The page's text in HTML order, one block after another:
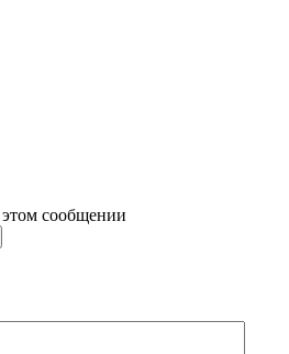
сообщении